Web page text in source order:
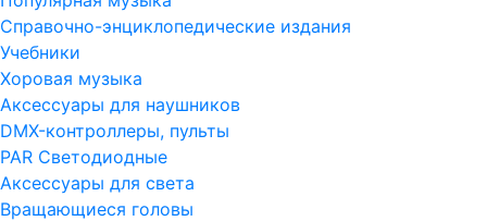
Справочно-энциклопедические издания
Учебники
Хоровая музыка
Аксессуары для наушников
DMX-контроллеры, пульты
PAR Светодиодные
Аксессуары для света
Вращающиеся головы